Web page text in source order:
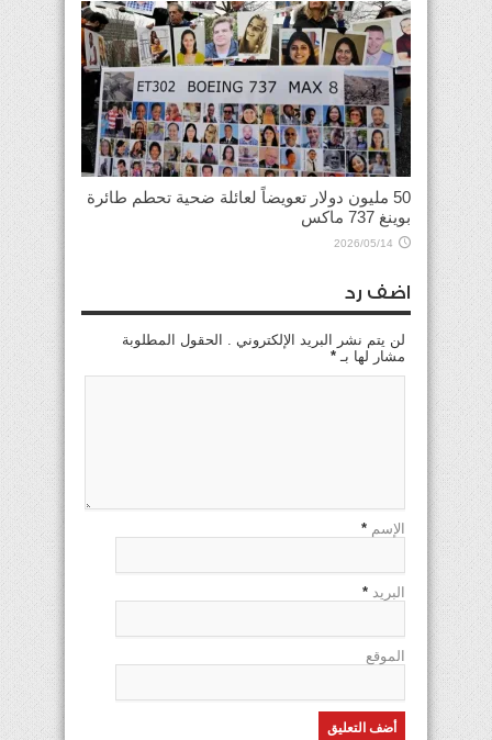
50 مليون دولار تعويضاً لعائلة ضحية تحطم طائرة
بوينغ 737 ماكس
2026/05/14
اضف رد
لن يتم نشر البريد الإلكتروني . الحقول المطلوبة
مشار لها بـ *
الإسم *
البريد *
الموقع